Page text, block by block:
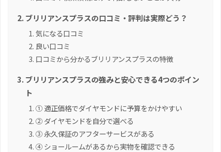
ブリリアンスプラスの口コミ・評判は実際どう？
気になる口コミ
良い口コミ
口コミから分かるブリリアンスプラスの特徴
ブリリアンスプラスの強みと安心できる4つのポイン
ト
① 適正価格でダイヤモンドに予算をかけやすい
② ダイヤモンドを自分で選べる
③ 永久保証のアフターサービスがある
④ ショールームがあるから実物を確認できる